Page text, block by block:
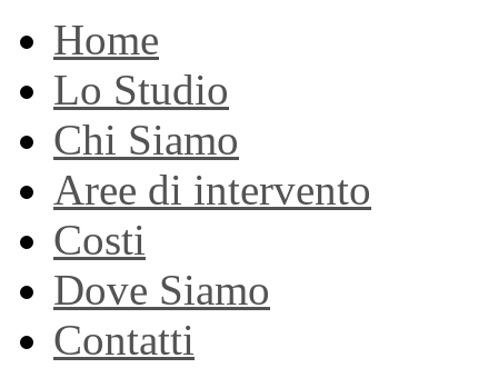
Home
Lo Studio
Chi Siamo
Aree di intervento
Costi
Dove Siamo
Contatti